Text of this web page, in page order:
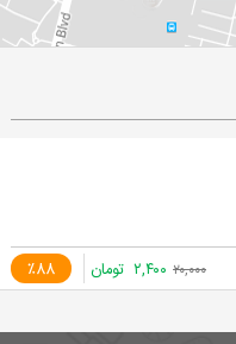
٪88 ۲۰,۰۰۰ ۲,۴۰۰ تومان